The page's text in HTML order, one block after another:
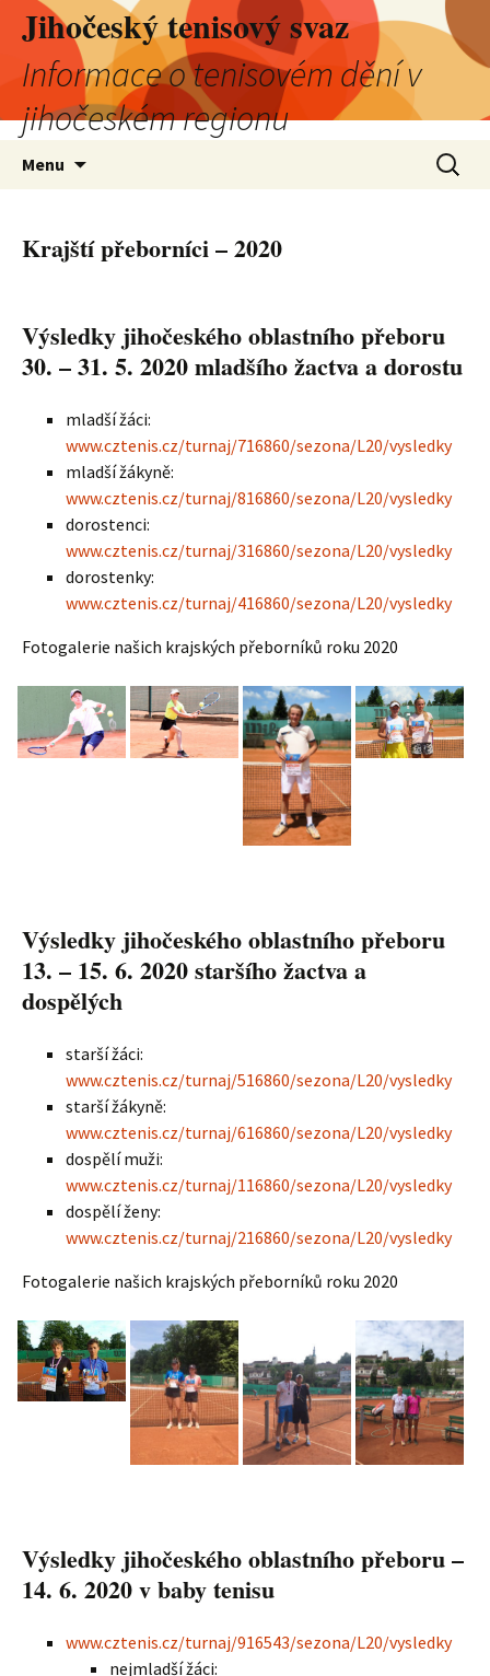
Jihočeský tenisový svaz
Informace o tenisovém dění v
jihočeském regionu
Menu
Krajští přeborníci – 2020
Výsledky jihočeského oblastního přeboru
30. – 31. 5. 2020 mladšího žactva a dorostu
mladší žáci:
www.cztenis.cz/turnaj/716860/sezona/L20/vysledky
mladší žákyně:
www.cztenis.cz/turnaj/816860/sezona/L20/vysledky
dorostenci:
www.cztenis.cz/turnaj/316860/sezona/L20/vysledky
dorostenky:
www.cztenis.cz/turnaj/416860/sezona/L20/vysledky
Fotogalerie našich krajských přeborníků roku 2020
Výsledky jihočeského oblastního přeboru
13. – 15. 6. 2020 staršího žactva a
dospělých
starší žáci:
www.cztenis.cz/turnaj/516860/sezona/L20/vysledky
starší žákyně:
www.cztenis.cz/turnaj/616860/sezona/L20/vysledky
dospělí muži:
www.cztenis.cz/turnaj/116860/sezona/L20/vysledky
dospělí ženy:
www.cztenis.cz/turnaj/216860/sezona/L20/vysledky
Fotogalerie našich krajských přeborníků roku 2020
Výsledky jihočeského oblastního přeboru –
14. 6. 2020 v baby tenisu
www.cztenis.cz/turnaj/916543/sezona/L20/vysledky
nejmladší žáci: